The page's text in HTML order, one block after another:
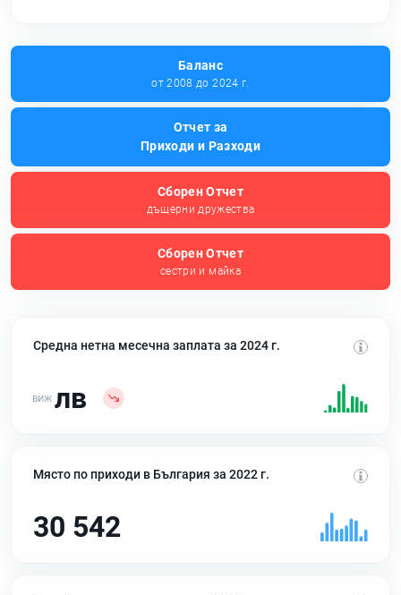
Баланс
от 2008 до 2024 г.
Отчет за
Приходи и Разходи
Сборен Отчет
дъщерни дружества
Сборен Отчет
сестри и майка
Средна нетна месечна заплата за 2024 г.
лв
Място по приходи в България за 2022 г.
30 542